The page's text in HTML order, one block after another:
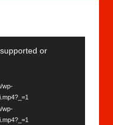
or
wp-
wp-